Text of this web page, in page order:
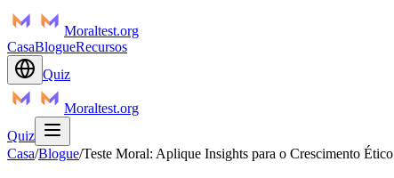
Moraltest.org
CasaBlogueRecursos
Quiz
Moraltest.org
Quiz
Casa/Blogue/Teste Moral: Aplique Insights para o Crescimento Ético